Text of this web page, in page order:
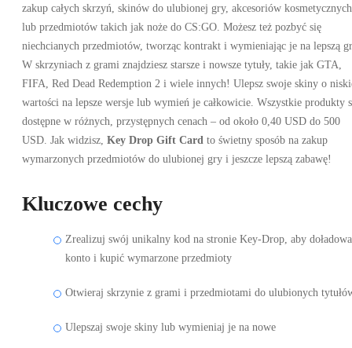
zakup całych skrzyń, skinów do ulubionej gry, akcesoriów kosmetycznych
lub przedmiotów takich jak noże do CS:GO. Możesz też pozbyć się
niechcianych przedmiotów, tworząc kontrakt i wymieniając je na lepszą
W skrzyniach z grami znajdziesz starsze i nowsze tytuły, takie jak GTA,
FIFA, Red Dead Redemption 2 i wiele innych! Ulepsz swoje skiny o
wartości na lepsze wersje lub wymień je całkowicie. Wszystkie produkty
dostępne w różnych, przystępnych cenach – od około 0,40 USD do 500
USD. Jak widzisz, Key Drop Gift Card to świetny sposób na zakup
wymarzonych przedmiotów do ulubionej gry i jeszcze lepszą zabawę!
Kluczowe cechy
Zrealizuj swój unikalny kod na stronie Key-Drop, aby
konto i kupić wymarzone przedmioty
Otwieraj skrzynie z grami i przedmiotami do ulubionych
Ulepszaj swoje skiny lub wymieniaj je na nowe